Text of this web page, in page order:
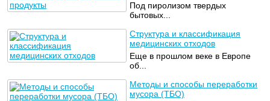
Под пиролизом твердых
бытовых...
Структура и классификация
медицинских отходов
Еще в прошлом веке в Европе
об...
Методы и способы переработки
мусора (ТБО)